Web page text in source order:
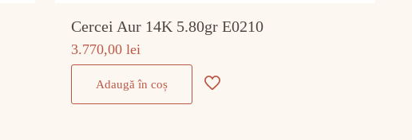
Cercei Aur 14K 5.80gr E0210
3.770,00lei
Adaugă în coș